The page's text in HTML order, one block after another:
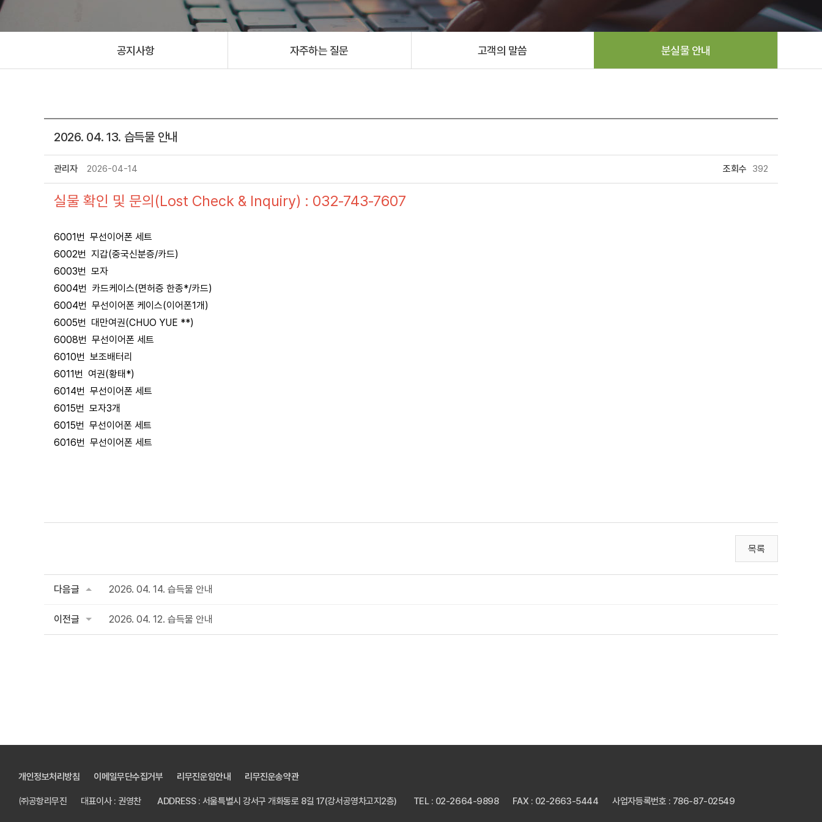
공지사항 자주하는 질문 고객의 말씀 분실물 안내
2026. 04. 13. 습득물 안내
관리자 2026-04-14 조회수 392
실물 확인 및 문의(Lost Check & Inquiry) : 032-743-7607
6001번 무선이어폰 세트
6002번 지갑(중국신분증/카드)
6003번 모자
6004번 카드케이스(면허증 한종*/카드)
6004번 무선이어폰 케이스(이어폰1개)
6005번 대만여권(CHUO YUE **)
6008번 무선이어폰 세트
6010번 보조배터리
6011번 여권(황태*)
6014번 무선이어폰 세트
6015번 모자3개
6015번 무선이어폰 세트
6016번 무선이어폰 세트
목록
다음글 2026. 04. 14. 습득물 안내
이전글 2026. 04. 12. 습득물 안내
개인정보처리방침 이메일무단수집거부 리무진운임안내 리무진운송약관
㈜공항리무진 대표이사 : 권영찬 ADDRESS : 서울특별시 강서구 개화동로 8길 17(강서공영차고지2층) TEL : 02-2664-9898 FAX : 02-2663-5444 사업자등록번호 : 786-87-02549